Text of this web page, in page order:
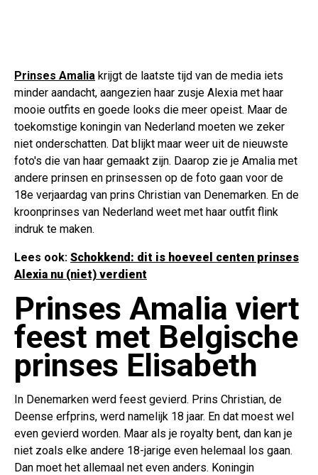
Prinses Amalia krijgt de laatste tijd van de media iets
minder aandacht, aangezien haar zusje Alexia met haar
mooie outfits en goede looks die meer opeist. Maar de
toekomstige koningin van Nederland moeten we zeker
niet onderschatten. Dat blijkt maar weer uit de nieuwste
foto's die van haar gemaakt zijn. Daarop zie je Amalia met
andere prinsen en prinsessen op de foto gaan voor de
18e verjaardag van prins Christian van Denemarken. En de
kroonprinses van Nederland weet met haar outfit flink
indruk te maken.
Lees ook: Schokkend: dit is hoeveel centen prinses
Alexia nu (niet) verdient
Prinses Amalia viert
feest met Belgische
prinses Elisabeth
In Denemarken werd feest gevierd. Prins Christian, de
Deense erfprins, werd namelijk 18 jaar. En dat moest wel
even gevierd worden. Maar als je royalty bent, dan kan je
niet zoals elke andere 18-jarige even helemaal los gaan.
Dan moet het allemaal net even anders. Koningin